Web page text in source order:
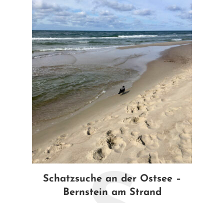
Schatzsuche an der Ostsee –
Bernstein am Strand